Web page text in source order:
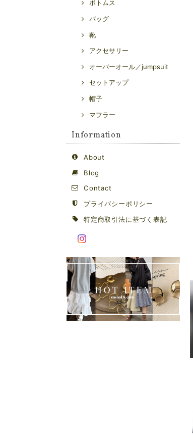
ボトムス
バッグ
靴
アクセサリー
オーバーオール／jumpsuit
セットアップ
帽子
マフラー
Information
About
Blog
Contact
プライバシーポリシー
特定商取引法に基づく表記